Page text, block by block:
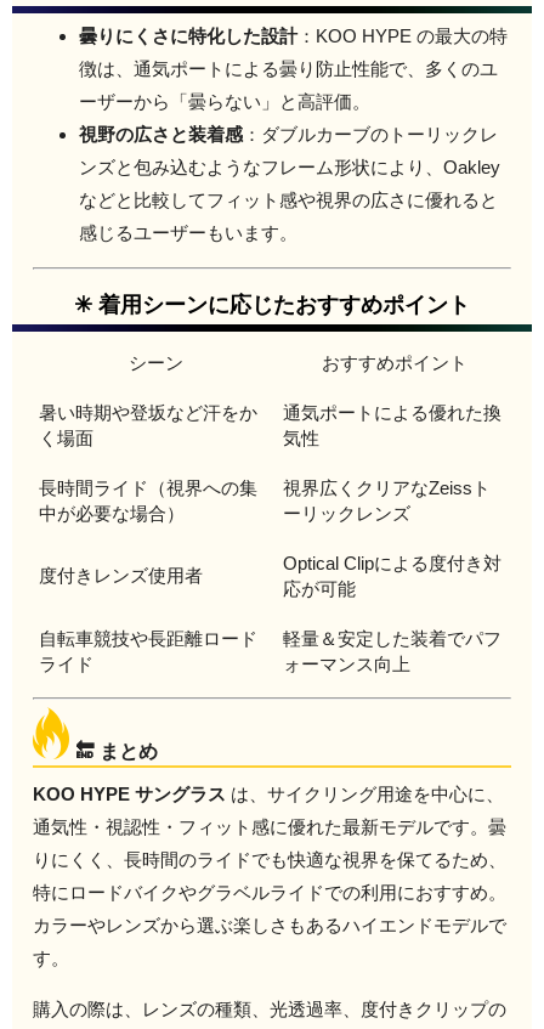
曇りにくさに特化した設計：KOO HYPE の最大の特
徴は、通気ポートによる曇り防止性能で、多くのユ
ーザーから「曇らない」と高評価。
視野の広さと装着感：ダブルカーブのトーリックレ
ンズと包み込むようなフレーム形状により、Oakley
などと比較してフィット感や視界の広さに優れると
感じるユーザーもいます。
✳ 着用シーンに応じたおすすめポイント
シーン おすすめポイント
暑い時期や登坂など汗をか
く場面
通気ポートによる優れた換
気性
長時間ライド（視界への集
中が必要な場合）
視界広くクリアなZeissト
ーリックレンズ
度付きレンズ使用者
Optical Clipによる度付き対
応が可能
自転車競技や長距離ロード
ライド
軽量＆安定した装着でパフ
ォーマンス向上
🔚 まとめ
KOO HYPE サングラス は、サイクリング用途を中心に、
通気性・視認性・フィット感に優れた最新モデルです。曇
りにくく、長時間のライドでも快適な視界を保てるため、
特にロードバイクやグラベルライドでの利用におすすめ。
カラーやレンズから選ぶ楽しさもあるハイエンドモデルで
す。
購入の際は、レンズの種類、光透過率、度付きクリップの